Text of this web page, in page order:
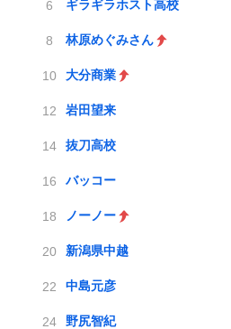
ギラギラホスト高校
林原めぐみさん
大分商業
岩田望来
抜刀高校
バッコー
ノーノー
新潟県中越
中島元彦
野尻智紀